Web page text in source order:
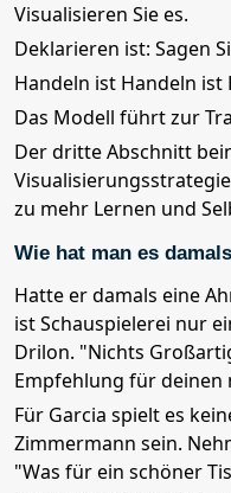
Visualisieren Sie es.
Deklarieren ist: Sagen
Handeln ist Handeln ist
Das Modell führt zur
Der dritte Abschnitt
zu mehr Lernen und
Wie hat man es
Hatte er damals eine
ist Schauspielerei nur
Drilon. "Nichts
Empfehlung für deinen
Für Garcia spielt es
Zimmermann sein.
"Was für ein schöner